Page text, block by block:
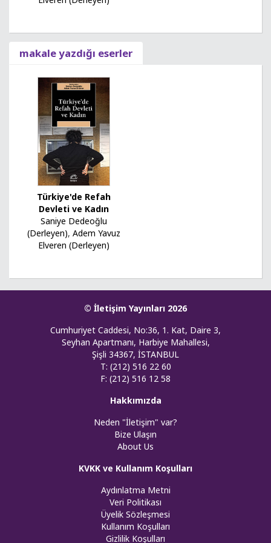
makale yazdığı eserler
Türkiye'de Refah
Devleti ve Kadın
Saniye Dedeoğlu
(Derleyen), Adem Yavuz
Elveren (Derleyen)
© İletişim Yayınları 2026
Cumhuriyet Caddesi, No:36, 1. Kat, Daire 3,
Seyhan Apartmanı, Harbiye Mahallesi,
Şişli 34367, İSTANBUL
T: (212) 516 22 60
F: (212) 516 12 58
Hakkımızda
Neden "İletişim" var?
Bize Ulaşın
About Us
KVKK ve Kullanım Koşulları
Aydınlatma Metni
Veri Politikası
Üyelik Sözleşmesi
Kullanım Koşulları
Gizlilik Koşulları